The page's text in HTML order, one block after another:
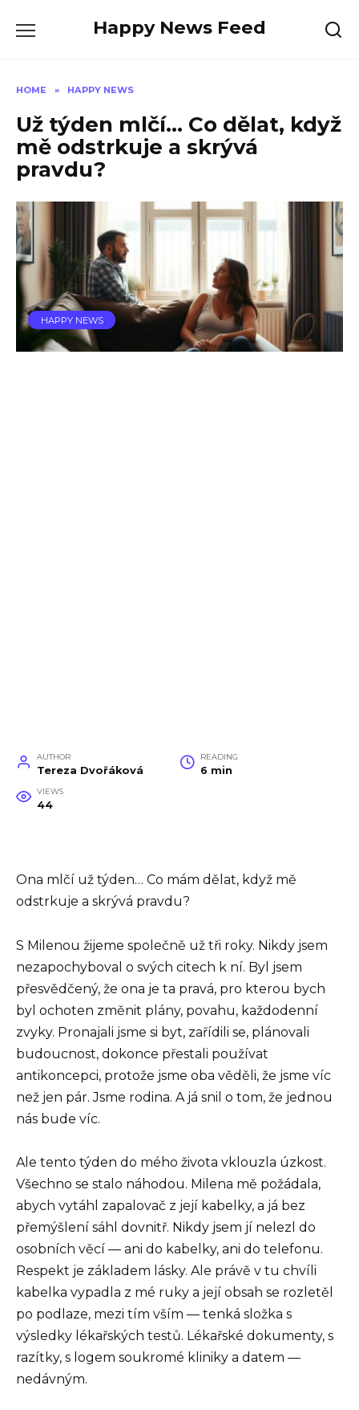
Happy News Feed
HOME » HAPPY NEWS
Už týden mlčí… Co dělat, když
mě odstrkuje a skrývá
pravdu?
HAPPY NEWS
AUTHOR
Tereza Dvořáková
READING
6 min
VIEWS
44
Ona mlčí už týden… Co mám dělat, když mě
odstrkuje a skrývá pravdu?
S Milenou žijeme společně už tři roky. Nikdy jsem
nezapochyboval o svých citech k ní. Byl jsem
přesvědčený, že ona je ta pravá, pro kterou bych
byl ochoten změnit plány, povahu, každodenní
zvyky. Pronajali jsme si byt, zařídili se, plánovali
budoucnost, dokonce přestali používat
antikoncepci, protože jsme oba věděli, že jsme víc
než jen pár. Jsme rodina. A já snil o tom, že jednou
nás bude víc.
Ale tento týden do mého života vklouzla úzkost.
Všechno se stalo náhodou. Milena mě požádala,
abych vytáhl zapalovač z její kabelky, a já bez
přemýšlení sáhl dovnitř. Nikdy jsem jí nelezl do
osobních věcí — ani do kabelky, ani do telefonu.
Respekt je základem lásky. Ale právě v tu chvíli
kabelka vypadla z mé ruky a její obsah se rozletěl
po podlaze, mezi tím vším — tenká složka s
výsledky lékařských testů. Lékařské dokumenty, s
razítky, s logem soukromé kliniky a datem —
nedávným.